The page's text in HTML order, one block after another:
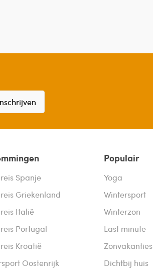
Spanje
Griekenland
Italië
Portugal
Kroatië
Oostenrijk
Populair
Yoga
Wintersport
Winterzon
Last minute
Zonvakanties
Dichtbij huis